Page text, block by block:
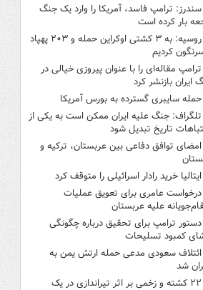
سندرز: ترامپ فاسد، آمریکا را وارد یک جنگ
بار کرده است
روسیه: به ۳ کشتی اوکراین حمله و ۲۰۳ پهپاد
کردیم
ترامپ مقاله‌ای را با عنوان پیروزی خیالی در
ایران بازنشر کرد
حمله سایبری گسترده به بورس آمریکا
تلگراف: جنگ علیه ایران ممکن است به یکی از
تاریخ تبدیل شود
امضای توافق دفاعی بین عربستان، ترکیه و
ایتالیا خرید رادار اسرائیلی را متوقف کرد
درخواست عامری برای تعویق عملیات
علیه عربستان
دستور ترامپ برای تحقیق درباره چگونگی
کمبود تسلیحات
ائتلاف سعودی مدعی حمله ارتش یمن به
شد
۲۲ کشته و زخمی بر اثر تیراندازی در یک